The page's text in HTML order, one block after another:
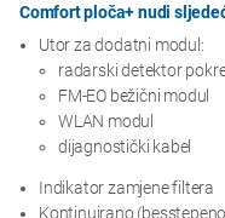
Comfort ploča+ nudi
Utor za dodatni modul:
radarski detektor
FM-EO bežični modul
WLAN modul
dijagnostički kabel
Indikator zamjene filtera
Kontinuirano